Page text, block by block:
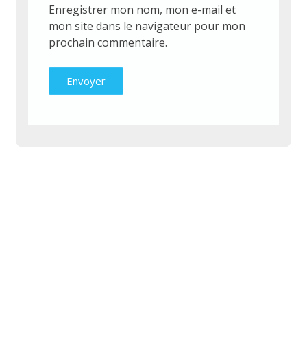
Enregistrer mon nom, mon e-mail et
mon site dans le navigateur pour mon
prochain commentaire.